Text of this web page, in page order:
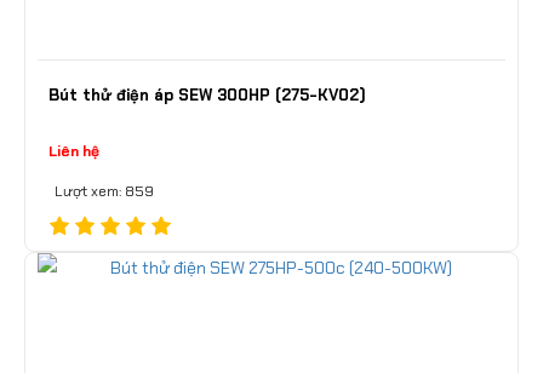
Bút thử điện áp SEW 300HP (275-KV02)
Liên hệ
Lượt xem: 859